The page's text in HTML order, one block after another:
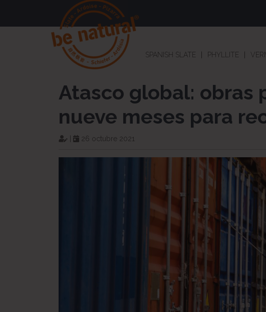
SPANISH SLATE PHYLLITE
Atasco global: obras
nueve meses para
26 octubre 2021